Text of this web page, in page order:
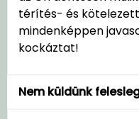
térítés- és
mindenképpen
kockáztat!
Nem küldünk